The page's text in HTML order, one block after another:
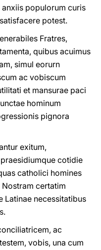
populorum curis
potest.
Fratres,
quibus acuimus
simul eorurn
ac vobiscum
et mansurae paci
hominum
pignora
exitum,
cotidie
catholici homines
certatim
Latinae necessitatibus
ac
vobis, una cum